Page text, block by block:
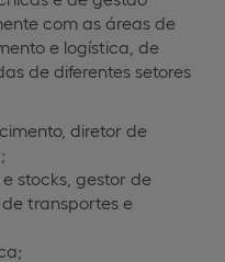
com as áreas de
e logística, de
de diferentes setores
diretor de
stocks, gestor de
transportes e